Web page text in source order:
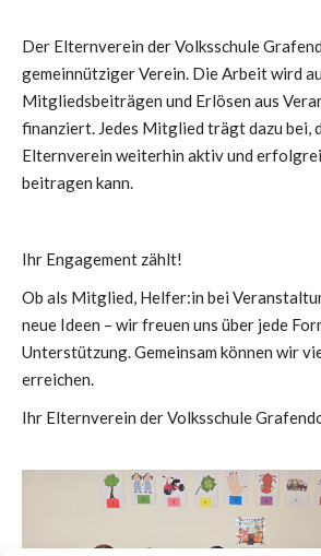
Der Elternverein der Volksschule
gemeinnütziger Verein. Die Arbeit wird
Mitgliedsbeiträgen und Erlösen aus
finanziert. Jedes Mitglied trägt dazu bei,
Elternverein weiterhin aktiv und
beitragen kann.
Ihr Engagement zählt!
Ob als Mitglied, Helfer:in bei
neue Ideen – wir freuen uns über jede
Unterstützung. Gemeinsam können wir
erreichen.
Ihr Elternverein der Volksschule